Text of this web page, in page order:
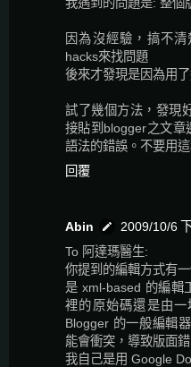
因為沒經驗，搞不
hacks來找問題
後來才發現是因為用
試了幾個方法，發現
接貼到blogger之文章
語法的錯誤。不要用
回覆
Abin
2009/10/6
To 阿達瑪醫生:
你提到的編輯方式有
是 xml-based 的編輯
裡的原始碼還是由
Blogger 的一般編輯
能會衝突，導致版面
我自己是用 Google